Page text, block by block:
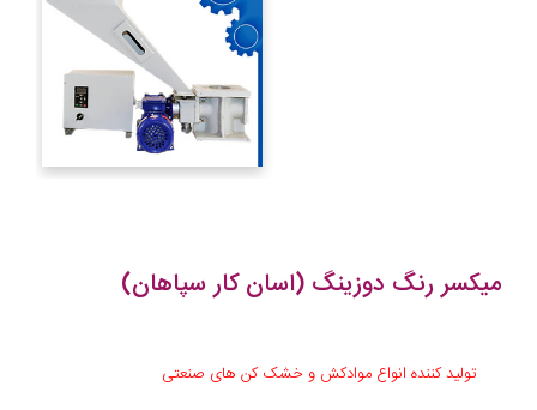
میکسر رنگ دوزینگ (اسان کار سپاهان)
تولید کننده انواع موادکش و خشک کن های صنعتی